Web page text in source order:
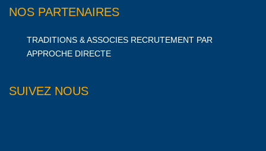
NOS PARTENAIRES
TRADITIONS & ASSOCIES RECRUTEMENT PAR
APPROCHE DIRECTE
SUIVEZ NOUS